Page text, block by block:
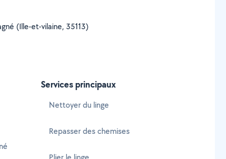
(Ille-et-vilaine, 35113)
Services principaux
Nettoyer du linge
Repasser des chemises